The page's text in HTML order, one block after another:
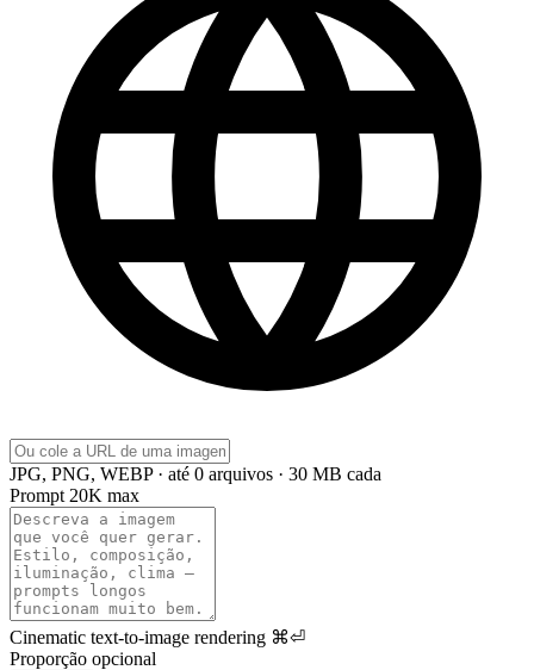
JPG, PNG, WEBP · até 0 arquivos · 30 MB cada
Prompt 20K max
Cinematic text-to-image rendering ⌘⏎
Proporção opcional